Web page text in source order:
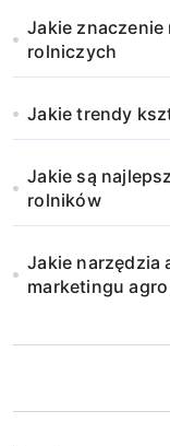
Jakie
rolniczych
Jakie trendy
Jakie są
rolników
Jakie narzędzia
marketingu agro